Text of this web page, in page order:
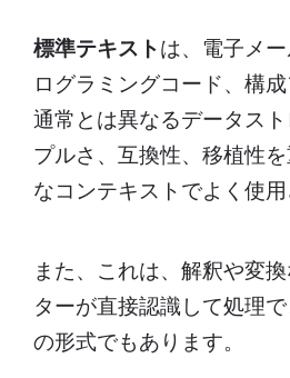
標準テキストは、電子メ
ログラミングコード、構
通常とは異なるデータス
プルさ、互換性、移植性
なコンテキストでよく使用
また、これは、解釈や変
ターが直接認識して処理
の形式でもあります。